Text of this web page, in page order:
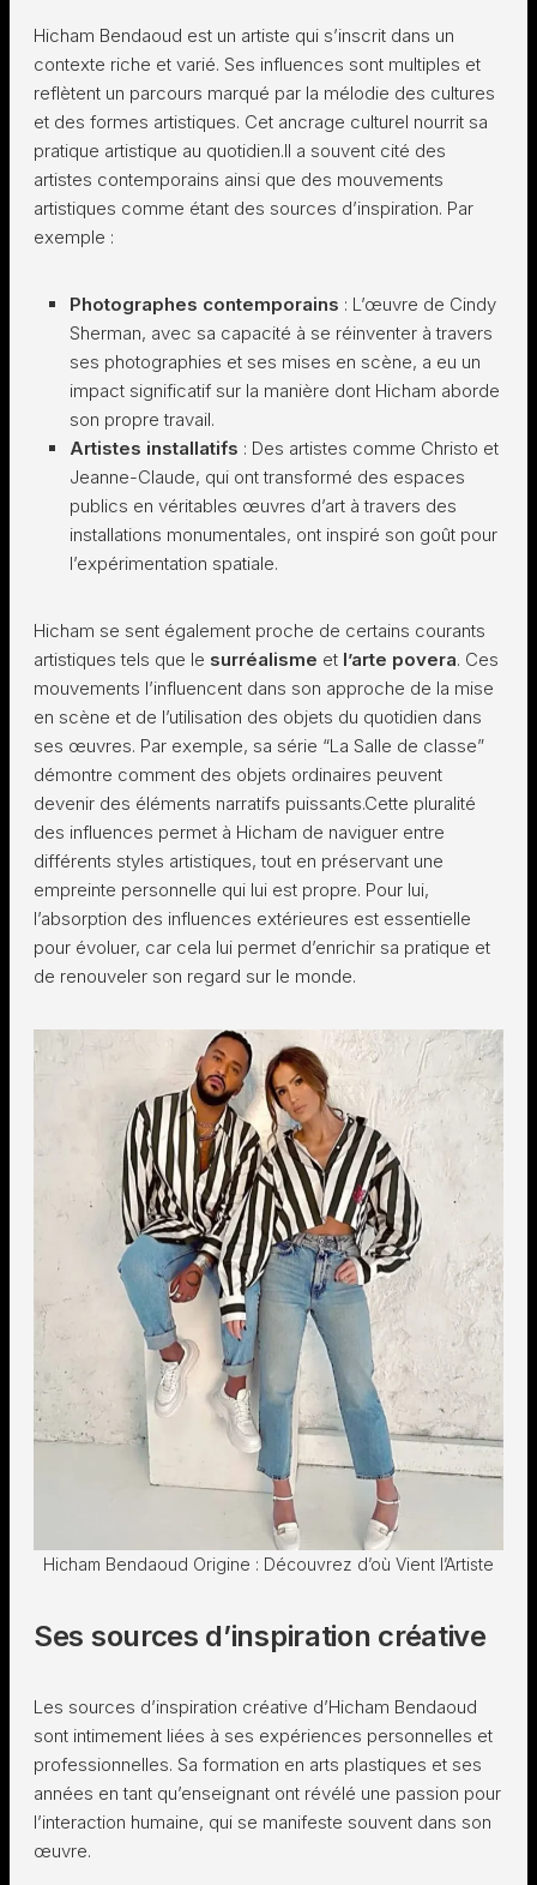
Hicham Bendaoud est un artiste qui s’inscrit dans un
contexte riche et varié. Ses influences sont multiples et
reflètent un parcours marqué par la mélodie des cultures
et des formes artistiques. Cet ancrage culturel nourrit sa
pratique artistique au quotidien.Il a souvent cité des
artistes contemporains ainsi que des mouvements
artistiques comme étant des sources d’inspiration. Par
exemple :
Photographes contemporains : L’œuvre de Cindy
Sherman, avec sa capacité à se réinventer à travers
ses photographies et ses mises en scène, a eu un
impact significatif sur la manière dont Hicham aborde
son propre travail.
Artistes installatifs : Des artistes comme Christo et
Jeanne-Claude, qui ont transformé des espaces
publics en véritables œuvres d’art à travers des
installations monumentales, ont inspiré son goût pour
l’expérimentation spatiale.
Hicham se sent également proche de certains courants
artistiques tels que le surréalisme et l’arte povera. Ces
mouvements l’influencent dans son approche de la mise
en scène et de l’utilisation des objets du quotidien dans
ses œuvres. Par exemple, sa série “La Salle de classe”
démontre comment des objets ordinaires peuvent
devenir des éléments narratifs puissants.Cette pluralité
des influences permet à Hicham de naviguer entre
différents styles artistiques, tout en préservant une
empreinte personnelle qui lui est propre. Pour lui,
l’absorption des influences extérieures est essentielle
pour évoluer, car cela lui permet d’enrichir sa pratique et
de renouveler son regard sur le monde.
Hicham Bendaoud Origine : Découvrez d’où Vient l’Artiste
Ses sources d’inspiration créative
Les sources d’inspiration créative d’Hicham Bendaoud
sont intimement liées à ses expériences personnelles et
professionnelles. Sa formation en arts plastiques et ses
années en tant qu’enseignant ont révélé une passion pour
l’interaction humaine, qui se manifeste souvent dans son
œuvre.